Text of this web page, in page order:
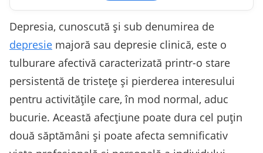
Depresia, cunoscută și sub denumirea de
depresie majoră sau depresie clinică, este o
tulburare afectivă caracterizată printr-o stare
persistentă de tristețe și pierderea interesului
pentru activitățile care, în mod normal, aduc
bucurie. Această afecțiune poate dura cel puțin
două săptămâni și poate afecta semnificativ